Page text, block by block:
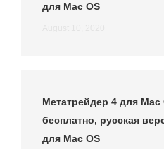
для Mac OS
Метатрейдер 4 для Mac
бесплатно, русская
для Mac OS